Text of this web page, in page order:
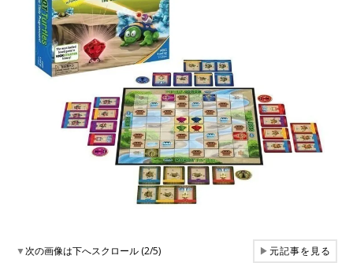
▼次の画像は下へスクロール (2/5) ▶元記事を見る